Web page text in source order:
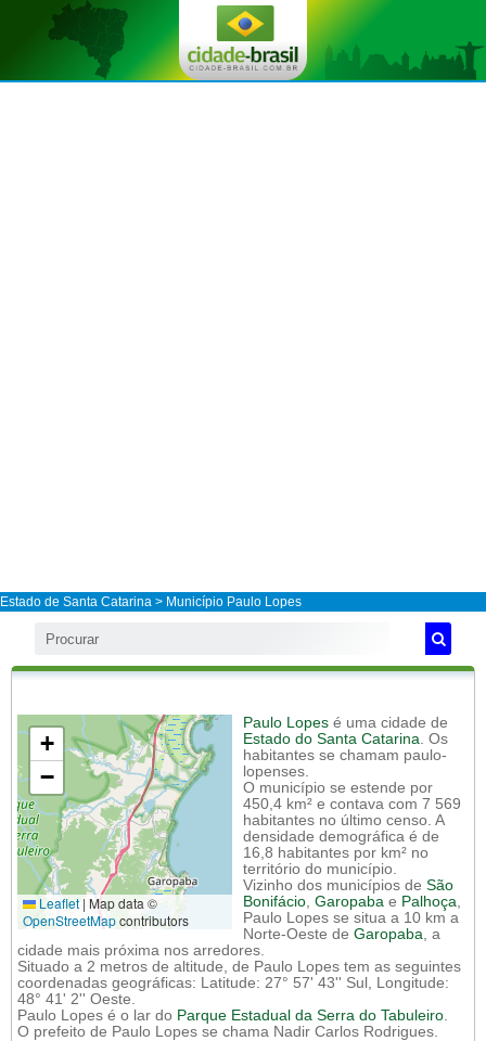
Estado de Santa Catarina > Município Paulo Lopes
+
−
Leaflet | Map data ©
OpenStreetMapcontributors
Paulo Lopes é uma cidade de
Estado do Santa Catarina. Os
habitantes se chamam paulo-
lopenses.
O município se estende por
450,4 km² e contava com 7 569
habitantes no último censo. A
densidade demográfica é de
16,8 habitantes por km² no
território do município.
Vizinho dos municípios de São
Bonifácio, Garopaba e Palhoça,
Paulo Lopes se situa a 10 km a
Norte-Oeste de Garopaba, a
cidade mais próxima nos arredores.
Situado a 2 metros de altitude, de Paulo Lopes tem as seguintes
coordenadas geográficas: Latitude: 27° 57' 43'' Sul, Longitude:
48° 41' 2'' Oeste.
Paulo Lopes é o lar do Parque Estadual da Serra do Tabuleiro.
O prefeito de Paulo Lopes se chama Nadir Carlos Rodrigues.